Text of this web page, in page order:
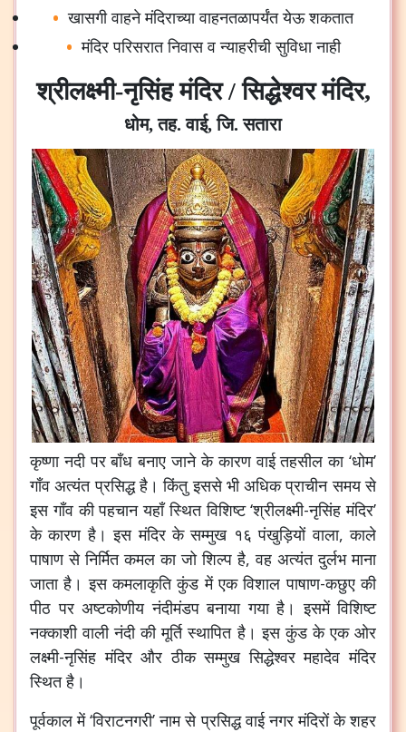
खासगी वाहने मंदिराच्या वाहनतळापर्यंत येऊ शकतात
मंदिर परिसरात निवास व न्याहरीची सुविधा नाही
श्रीलक्ष्मी-नृसिंह मंदिर / सिद्धेश्वर मंदिर,
धोम, तह. वाई, जि. सतारा
कृष्णा नदी पर बाँध बनाए जाने के कारण वाई तहसील का ‘धोम’
गाँव अत्यंत प्रसिद्ध है। किंतु इससे भी अधिक प्राचीन समय से
इस गाँव की पहचान यहाँ स्थित विशिष्ट ‘श्रीलक्ष्मी-नृसिंह मंदिर’
के कारण है। इस मंदिर के सम्मुख १६ पंखुड़ियों वाला, काले
पाषाण से निर्मित कमल का जो शिल्प है, वह अत्यंत दुर्लभ माना
जाता है। इस कमलाकृति कुंड में एक विशाल पाषाण-कछुए की
पीठ पर अष्टकोणीय नंदीमंडप बनाया गया है। इसमें विशिष्ट
नक्काशी वाली नंदी की मूर्ति स्थापित है। इस कुंड के एक ओर
लक्ष्मी-नृसिंह मंदिर और ठीक सम्मुख सिद्धेश्वर महादेव मंदिर
स्थित है।
पूर्वकाल में ‘विराटनगरी’ नाम से प्रसिद्ध वाई नगर मंदिरों के शहर